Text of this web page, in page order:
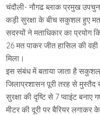
चंदौली- नौगढ ब्लाक प्रमुख
कड़ी सुरक्षा के बीच सकुशल हुए
सदस्यों ने मताधिकार का प्रयोग
26 मत पाकर जीत हासिल की वही
मिला।
इस संबंध में बताया जाता है
जिलाप्रशासन पूरी तरह से मुस्तैद
सुरक्षा की दृष्टि से 7 प्वाइंट
मीटर की दूरी पर बैरियर लगाकर के